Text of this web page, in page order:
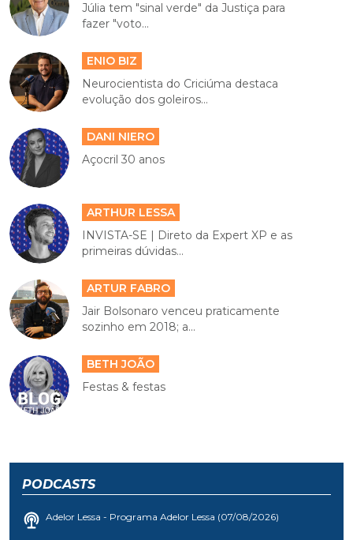
Júlia tem "sinal verde" da Justiça para
fazer "voto...
ENIO BIZ
Neurocientista do Criciúma destaca
evolução dos goleiros...
DANI NIERO
Açocril 30 anos
ARTHUR LESSA
INVISTA-SE | Direto da Expert XP e as
primeiras dúvidas...
ARTUR FABRO
Jair Bolsonaro venceu praticamente
sozinho em 2018; a...
BETH JOÃO
Festas & festas
PODCASTS
Adelor Lessa - Programa Adelor Lessa (07/08/2026)